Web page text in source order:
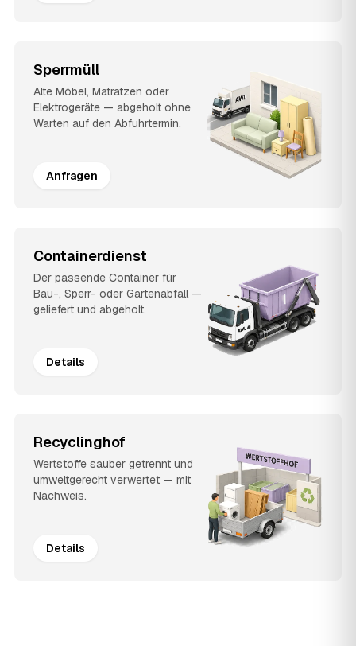
Sperrmüll
Alte Möbel, Matratzen oder
Elektrogeräte — abgeholt ohne
Warten auf den Abfuhrtermin.
Anfragen
Containerdienst
Der passende Container für
Bau-, Sperr- oder Gartenabfall —
geliefert und abgeholt.
Details
Recyclinghof
Wertstoffe sauber getrennt und
umweltgerecht verwertet — mit
Nachweis.
Details